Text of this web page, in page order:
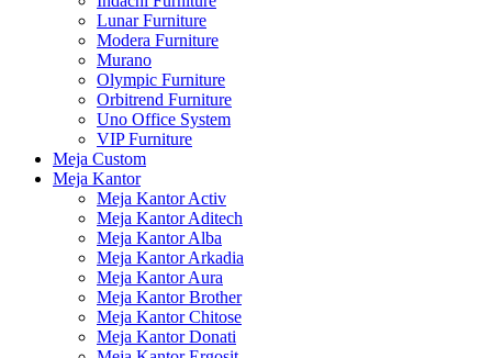
Lunar Furniture
Modera Furniture
Murano
Olympic Furniture
Orbitrend Furniture
Uno Office System
VIP Furniture
Meja Custom
Meja Kantor
Meja Kantor Activ
Meja Kantor Aditech
Meja Kantor Alba
Meja Kantor Arkadia
Meja Kantor Aura
Meja Kantor Brother
Meja Kantor Chitose
Meja Kantor Donati